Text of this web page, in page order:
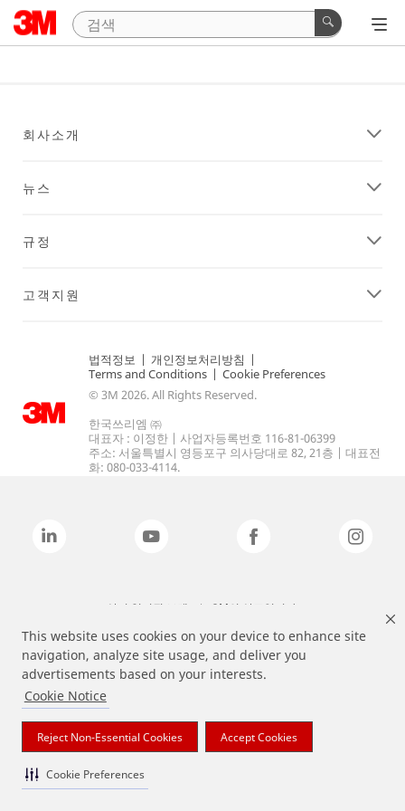
This website uses cookies on your device to enhance site
navigation, analyze site usage, and deliver you
advertisements based on your interests.
Cookie Notice
Reject Non-Essential Cookies Accept Cookies
Cookie Preferences
회사소개
뉴스
규정
고객지원
법적정보 | 개인정보처리방침 |
Terms and Conditions | Cookie Preferences
© 3M 2026. All Rights Reserved.
한국쓰리엠 ㈜
대표자 : 이정한 | 사업자등록번호 116-81-06399
주소: 서울특별시 영등포구 의사당대로 82, 21층 | 대표전
화: 080-033-4114.
상기 열거된 브랜드는 3M의 상표입니다.